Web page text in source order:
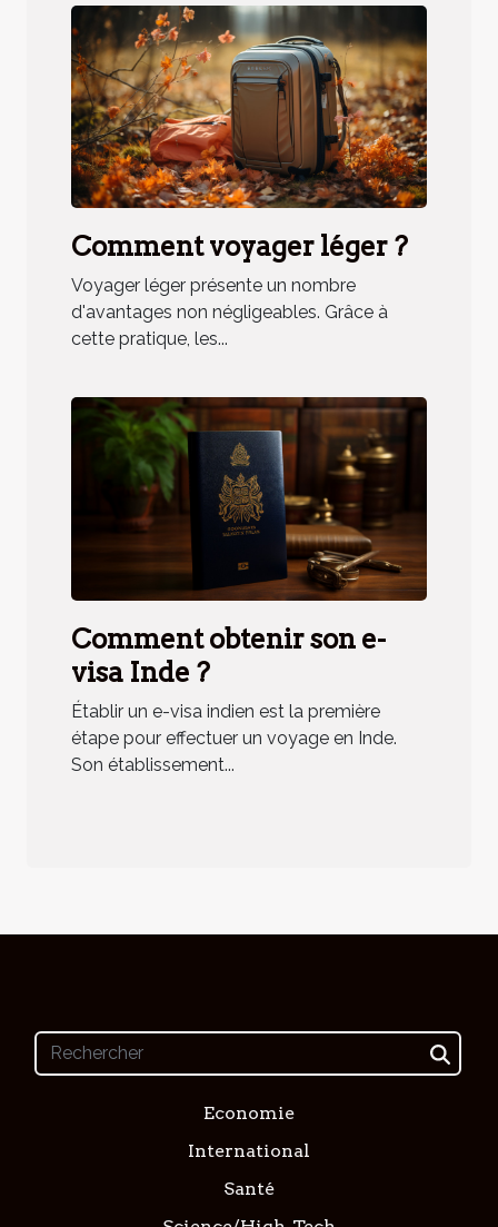
Comment voyager léger ?
Voyager léger présente un nombre
d'avantages non négligeables. Grâce à
cette pratique, les...
Comment obtenir son e-
visa Inde ?
Établir un e-visa indien est la première
étape pour effectuer un voyage en Inde.
Son établissement...
Economie
International
Santé